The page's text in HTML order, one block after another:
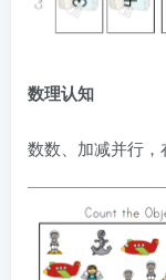
数理认知
数数、加减并行，